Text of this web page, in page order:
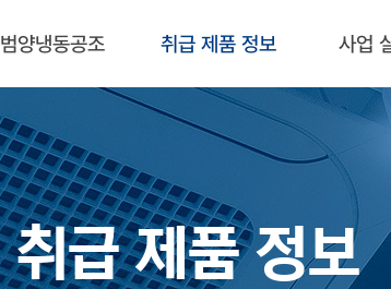
범양냉동공조 취급 제품 정보 사업
취급 제품 정보